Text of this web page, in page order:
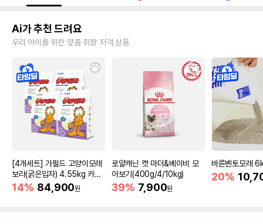
Ai가 추천 드려요
우리 아이를 위한 맞춤 취향 저격 상품
[4개세트] 가필드 고양이모래
보라(굵은입자) 4.55kg 카사
바모래
14% 84,900원
로얄캐닌 캣 마더&베이비 모
아보기(400g/4/10kg)
39% 7,900원
바른벤토모래
20%